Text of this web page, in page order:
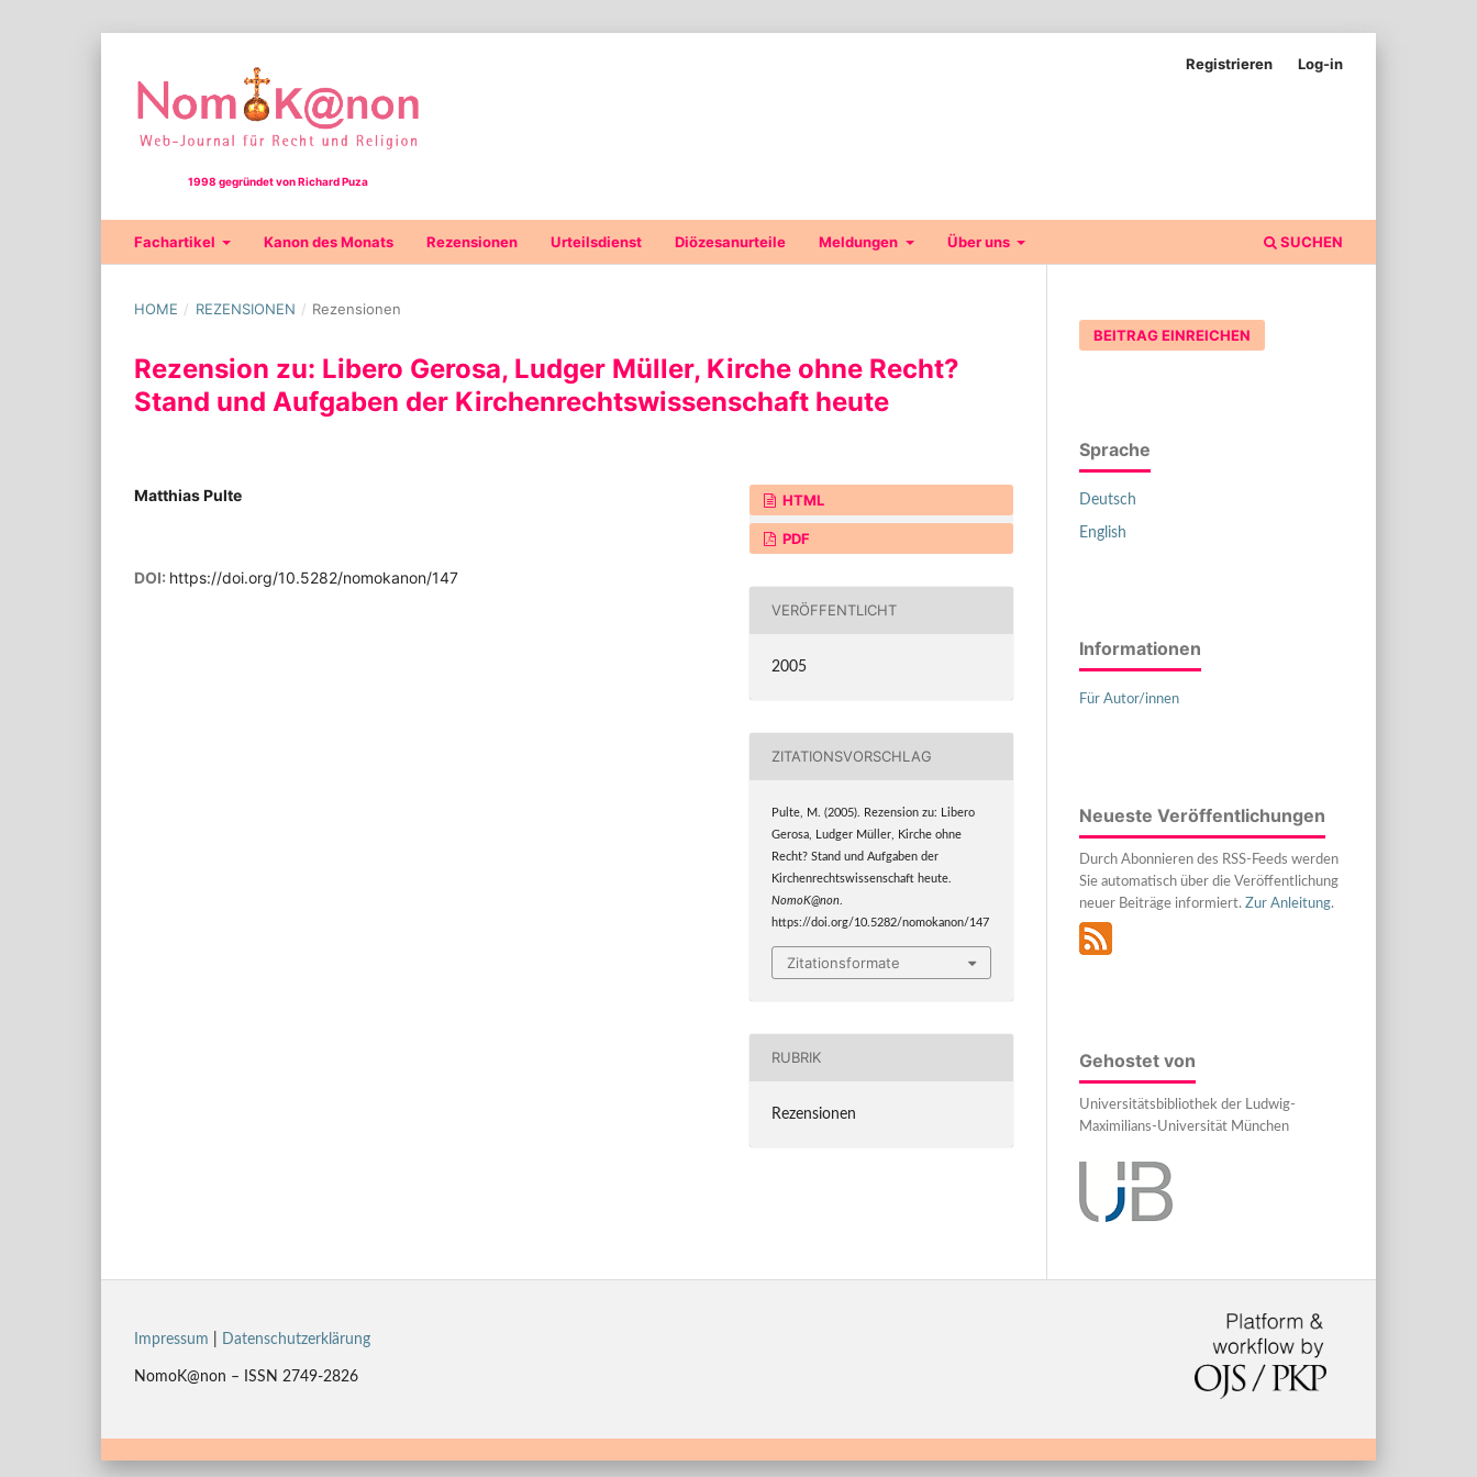
1998 gegründet von Richard Puza
Fachartikel Kanon des Monats Rezensionen Urteilsdienst Diözesanurteile Meldungen Über uns SUCHEN
Registrieren Log-in
HOME / REZENSIONEN / Rezensionen
Rezension zu: Libero Gerosa, Ludger Müller, Kirche ohne Recht?
Stand und Aufgaben der Kirchenrechtswissenschaft heute
Matthias Pulte
DOI: https://doi.org/10.5282/nomokanon/147
HTML
PDF
VERÖFFENTLICHT
2005
ZITATIONSVORSCHLAG
Pulte, M. (2005). Rezension zu: Libero
Gerosa, Ludger Müller, Kirche ohne
Recht? Stand und Aufgaben der
Kirchenrechtswissenschaft heute.
NomoK@non.
https://doi.org/10.5282/nomokanon/147
Zitationsformate
RUBRIK
Rezensionen
BEITRAG EINREICHEN
Sprache
Deutsch
English
Informationen
Für Autor/innen
Neueste Veröffentlichungen
Durch Abonnieren des RSS-Feeds werden
Sie automatisch über die Veröffentlichung
neuer Beiträge informiert. Zur Anleitung.
Gehostet von
Universitätsbibliothek der Ludwig-
Maximilians-Universität München
Impressum Datenschutzerklärung
NomoK@non – ISSN 2749-2826